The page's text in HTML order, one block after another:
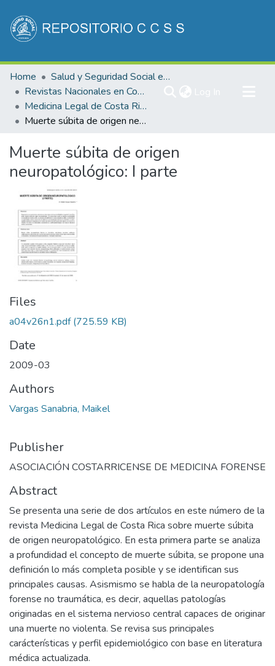
Communities & Collections
All of DSpace
Statistics
Home
Salud y Seguridad Social en Costa Rica
Revistas Nacionales en Costa Rica
Medicina Legal de Costa Rica
Muerte súbita de origen neuropatológico: I parte
Muerte súbita de origen
neuropatológico: I parte
Files
a04v26n1.pdf(725.59 KB)
Date
2009-03
Authors
Vargas Sanabria, Maikel
Publisher
ASOCIACIÓN COSTARRICENSE DE MEDICINA FORENSE
Abstract
Se presenta una serie de dos artículos en este número de la
revista Medicina Legal de Costa Rica sobre muerte súbita
de origen neuropatológico. En esta primera parte se analiza
a profundidad el concepto de muerte súbita, se propone una
definición lo más completa posible y se identifican sus
principales causas. Asismismo se habla de la neuropatología
forense no traumática, es decir, aquellas patologías
originadas en el sistema nervioso central capaces de originar
una muerte no violenta. Se revisa sus principales
carácterísticas y perfil epidemiológico con base en literatura
médica actualizada.